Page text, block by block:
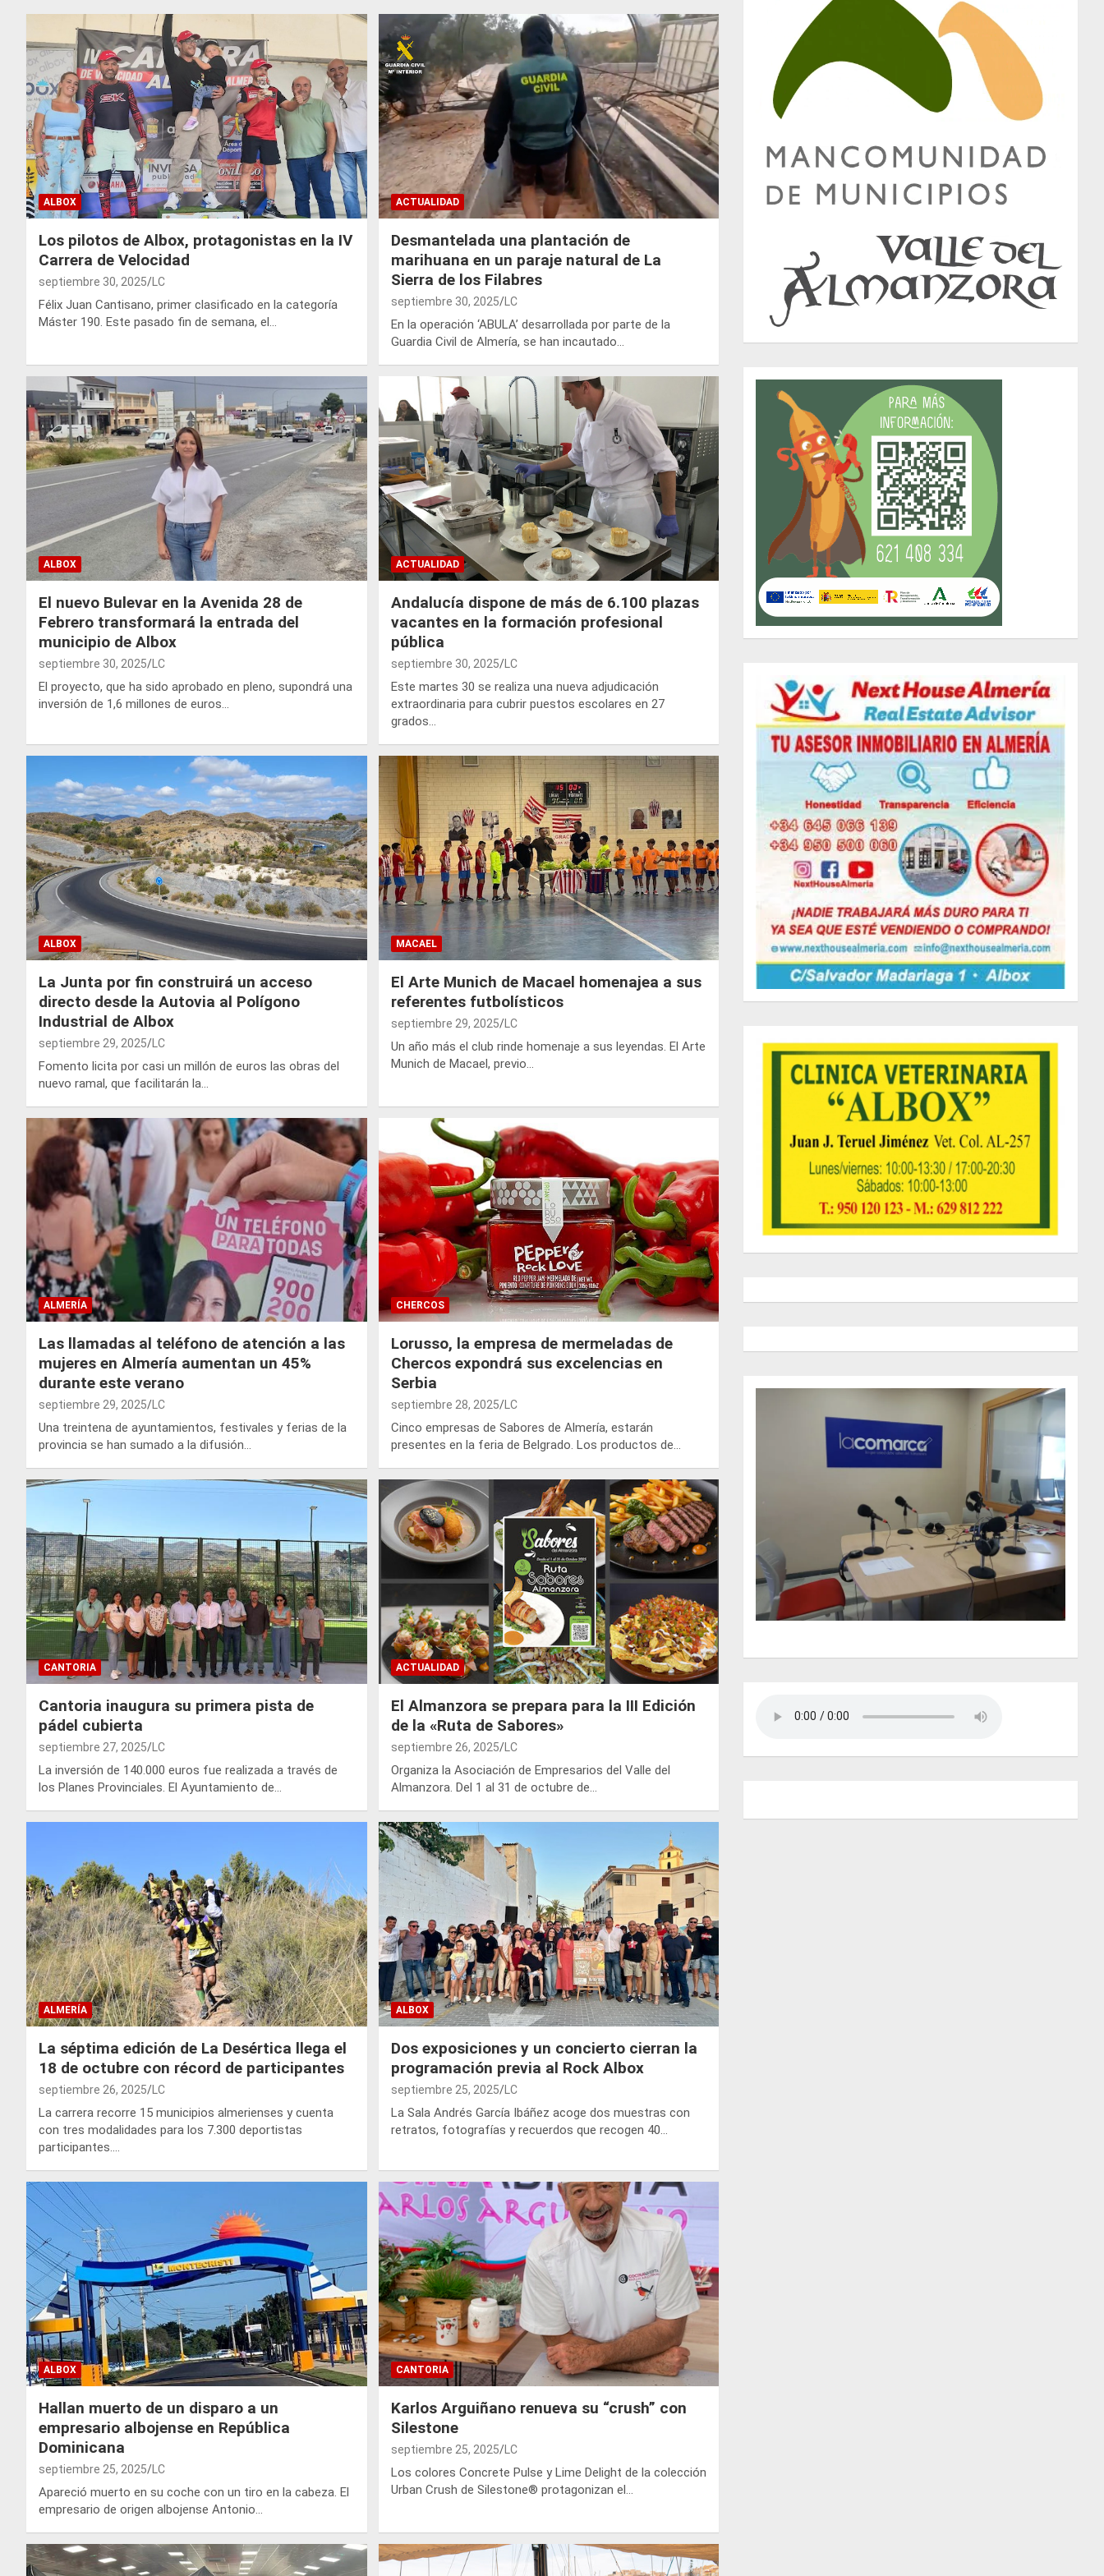
ALBOX
Los pilotos de Albox, protagonistas en la IV
Carrera de Velocidad
septiembre 30, 2025 LC
Félix Juan Cantisano, primer clasificado en la categoría
Máster 190. Este pasado fin de semana, el…
ACTUALIDAD
Desmantelada una plantación de
marihuana en un paraje natural de La
Sierra de los Filabres
septiembre 30, 2025 LC
En la operación ‘ABULA’ desarrollada por parte de la
Guardia Civil de Almería, se han incautado…
ALBOX
El nuevo Bulevar en la Avenida 28 de
Febrero transformará la entrada del
municipio de Albox
septiembre 30, 2025 LC
El proyecto, que ha sido aprobado en pleno, supondrá una
inversión de 1,6 millones de euros…
ACTUALIDAD
Andalucía dispone de más de 6.100 plazas
vacantes en la formación profesional
pública
septiembre 30, 2025 LC
Este martes 30 se realiza una nueva adjudicación
extraordinaria para cubrir puestos escolares en 27
grados…
ALBOX
La Junta por fin construirá un acceso
directo desde la Autovia al Polígono
Industrial de Albox
septiembre 29, 2025 LC
Fomento licita por casi un millón de euros las obras del
nuevo ramal, que facilitarán la…
MACAEL
El Arte Munich de Macael homenajea a sus
referentes futbolísticos
septiembre 29, 2025 LC
Un año más el club rinde homenaje a sus leyendas. El Arte
Munich de Macael, previo…
ALMERÍA
Las llamadas al teléfono de atención a las
mujeres en Almería aumentan un 45%
durante este verano
septiembre 29, 2025 LC
Una treintena de ayuntamientos, festivales y ferias de la
provincia se han sumado a la difusión…
CHERCOS
Lorusso, la empresa de mermeladas de
Chercos expondrá sus excelencias en
Serbia
septiembre 28, 2025 LC
Cinco empresas de Sabores de Almería, estarán
presentes en la feria de Belgrado. Los productos de…
CANTORIA
Cantoria inaugura su primera pista de
pádel cubierta
septiembre 27, 2025 LC
La inversión de 140.000 euros fue realizada a través de
los Planes Provinciales. El Ayuntamiento de…
ACTUALIDAD
El Almanzora se prepara para la III Edición
de la «Ruta de Sabores»
septiembre 26, 2025 LC
Organiza la Asociación de Empresarios del Valle del
Almanzora. Del 1 al 31 de octubre de…
ALMERÍA
La séptima edición de La Desértica llega el
18 de octubre con récord de participantes
septiembre 26, 2025 LC
La carrera recorre 15 municipios almerienses y cuenta
con tres modalidades para los 7.300 deportistas
participantes.…
ALBOX
Dos exposiciones y un concierto cierran la
programación previa al Rock Albox
septiembre 25, 2025 LC
La Sala Andrés García Ibáñez acoge dos muestras con
retratos, fotografías y recuerdos que recogen 40…
ALBOX
Hallan muerto de un disparo a un
empresario albojense en República
Dominicana
septiembre 25, 2025 LC
Apareció muerto en su coche con un tiro en la cabeza. El
empresario de origen albojense Antonio…
CANTORIA
Karlos Arguiñano renueva su “crush” con
Silestone
septiembre 25, 2025 LC
Los colores Concrete Pulse y Lime Delight de la colección
Urban Crush de Silestone® protagonizan el…